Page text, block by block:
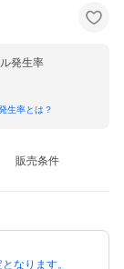
発生率
生率とは？
販売条件
なります。